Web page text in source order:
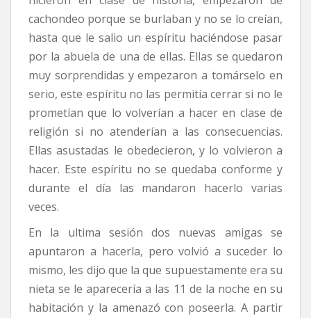
cachondeo porque se burlaban y no se lo creían,
hasta que le salio un espíritu haciéndose pasar
por la abuela de una de ellas. Ellas se quedaron
muy sorprendidas y empezaron a tomárselo en
serio, este espíritu no las permitía cerrar si no le
prometían que lo volverían a hacer en clase de
religión si no atenderían a las consecuencias.
Ellas asustadas le obedecieron, y lo volvieron a
hacer. Este espíritu no se quedaba conforme y
durante el día las mandaron hacerlo varias
veces.
En la ultima sesión dos nuevas amigas se
apuntaron a hacerla, pero volvió a suceder lo
mismo, les dijo que la que supuestamente era su
nieta se le aparecería a las 11 de la noche en su
habitación y la amenazó con poseerla. A partir